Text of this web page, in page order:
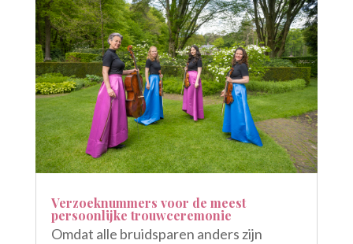
Verzoeknummers voor de meest
persoonlijke trouwceremonie
Omdat alle bruidsparen anders zijn